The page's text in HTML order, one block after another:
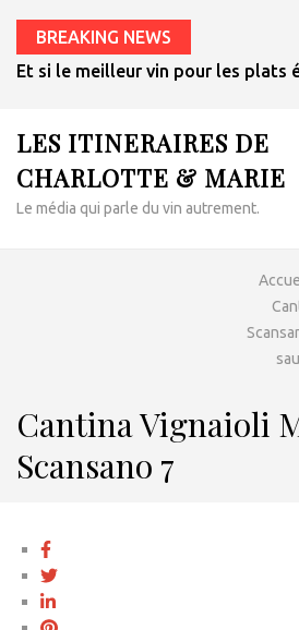
BREAKING NEWS
Et si le meilleur vin pour les plats
LES ITINERAIRES DE
CHARLOTTE & MARIE
Le média qui parle du vin autrement.
Cantina Vignaioli
Scansano 7